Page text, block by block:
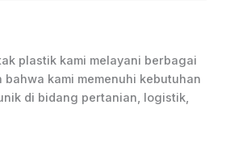
plastik kami melayani berbagai
bahwa kami memenuhi kebutuhan
di bidang pertanian, logistik,